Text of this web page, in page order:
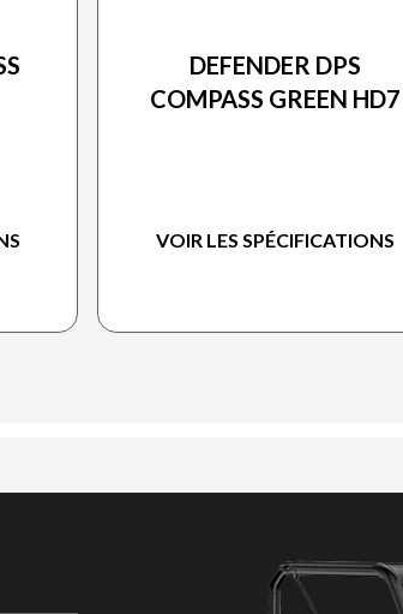
DEFENDER DPS
COMPASS GREEN HD7
VOIR LES SPÉCIFICATIONS